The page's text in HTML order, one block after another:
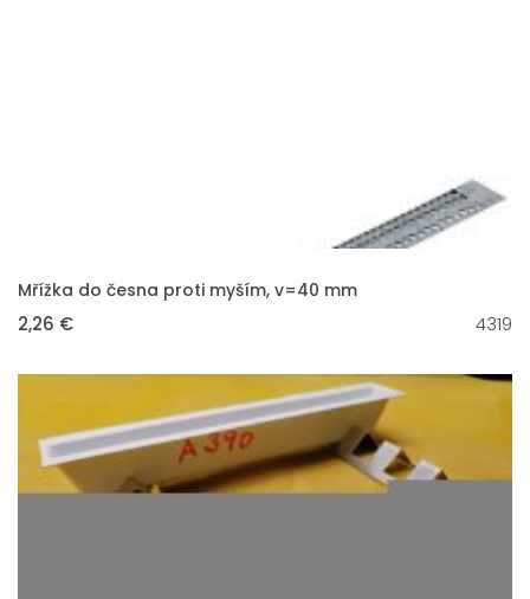
VLOŽIT DO KOŠÍKU
Mřížka do česna proti myším, v=40 mm
2,26 € 4319